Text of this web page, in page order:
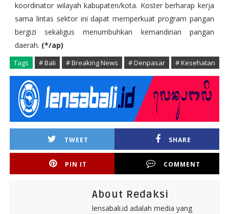
koordinator wilayah kabupaten/kota. Koster berharap kerja
sama lintas sektor ini dapat memperkuat program pangan
bergizi sekaligus menumbuhkan kemandirian pangan
daerah. (*/ap)
Tags # Bali # Breaking News # Denpasar # Kesehatan
TWEET SHARE
PIN IT COMMENT
About Redaksi
lensabali.id adalah media yang